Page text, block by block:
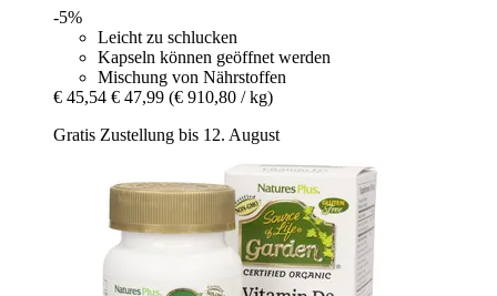
-5%
Leicht zu schlucken
Kapseln können geöffnet werden
Mischung von Nährstoffen
€ 45,54 € 47,99 (€ 910,80 / kg)
Gratis Zustellung bis 12. August